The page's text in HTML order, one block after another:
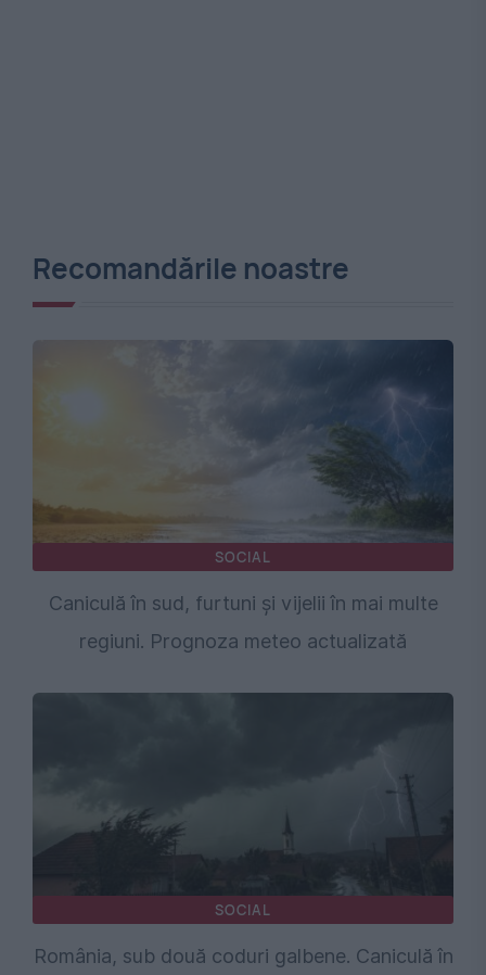
Recomandările noastre
SOCIAL
Caniculă în sud, furtuni și vijelii în mai multe
regiuni. Prognoza meteo actualizată
SOCIAL
România, sub două coduri galbene. Caniculă în